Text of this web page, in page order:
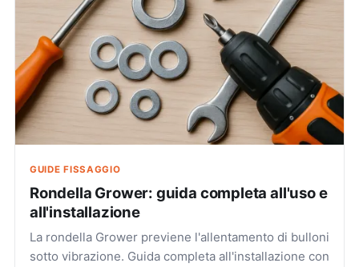
GUIDE FISSAGGIO
Rondella Grower: guida completa all'uso e
all'installazione
La rondella Grower previene l'allentamento di bulloni
sotto vibrazione. Guida completa all'installazione con